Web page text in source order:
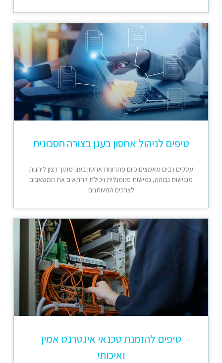
טיפים לניהול אחסון בענן בצורה חסכונית
עסקים רבים מאמצים כיום פתרונות אחסון בענן מתוך רצון ליהנות
מנגישות גבוהה, גמישות פנומנלית ויכולת להתאים את המשאבים
לצרכים המשתנים
טיפים להזמנת טכנאי אינטרנט אמין
ואיכותי